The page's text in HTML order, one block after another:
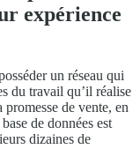
expérience
un réseau qui
du travail qu’il réalise
de vente, en
de données est
dizaines de